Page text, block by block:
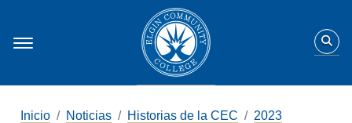
Inicio Noticias Historias de la CEC
2023